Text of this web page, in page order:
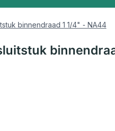
binnendraad 1 1/4" - NA44